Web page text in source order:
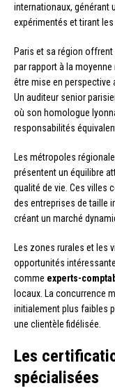
internationaux, générant
expérimentés et tirant
Paris et sa région offrent
par rapport à la
être mise en perspective
Un auditeur senior
où son homologue
responsabilités
Les métropoles
présentent un équilibre
qualité de vie. Ces villes
des entreprises de taille
créant un marché
Les zones rurales et les
opportunités
comme experts-
locaux. La concurrence
initialement plus faibles
une clientèle fidélisée.
Les
spécialisées